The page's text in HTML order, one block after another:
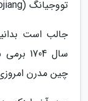
تووجیانگ (Tuojiang) ساخته شده است.
جالب است
سال
چین مدرن